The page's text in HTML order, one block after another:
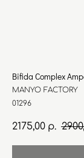
Bifida Complex
MANYO FACTORY
01296
2175,00 р.